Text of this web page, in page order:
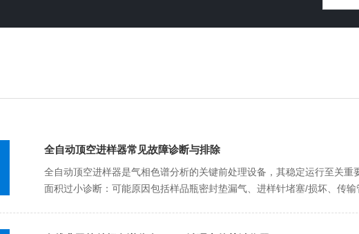
全自动顶空进样器常见故障诊断与排除
全自动顶空进样器是气相色谱分析的关键前处理设备，其稳定运行至关
面积过小诊断：可能原因包括样品瓶密封垫漏气、进样针堵塞/损坏、传